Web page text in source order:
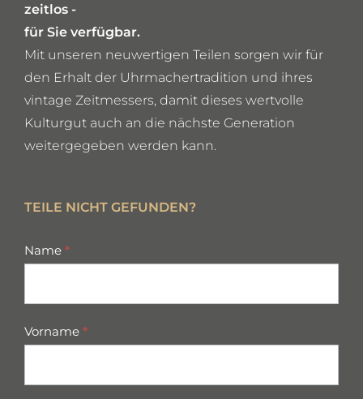
zeitlos -
für Sie verfügbar.
Mit unseren neuwertigen Teilen sorgen wir für
den Erhalt der Uhrmachertradition und ihres
vintage Zeitmessers, damit dieses wertvolle
Kulturgut auch an die nächste Generation
weitergegeben werden kann.
TEILE NICHT GEFUNDEN?
missing
Name *
Vorname *